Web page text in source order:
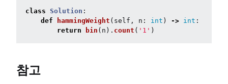
class Solution :
def
hammingWeight ( self , n : int ) -> int :
return
bin ( n ). count ( ' 1 ' )
참고